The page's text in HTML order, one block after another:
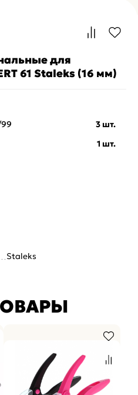
для
61 Staleks (16 мм)
3 шт.
1 шт.
Staleks